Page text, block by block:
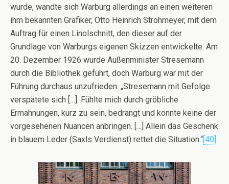
wurde, wandte sich Warburg allerdings an einen weiteren
ihm bekannten Grafiker, Otto Heinrich Strohmeyer, mit dem
Auftrag für einen Linolschnitt, den dieser auf der
Grundlage von Warburgs eigenen Skizzen entwickelte. Am
20. Dezember 1926 wurde Außenminister Stresemann
durch die Bibliothek geführt, doch Warburg war mit der
Führung durchaus unzufrieden: „Stresemann mit Gefolge
verspätete sich […]. Fühlte mich durch gröbliche
Ermahnungen, kurz zu sein, bedrängt und konnte keine der
vorgesehenen Nuancen anbringen. […] Allein das Geschenk
in blauem Leder (Saxls Verdienst) rettet die Situation.“[40]